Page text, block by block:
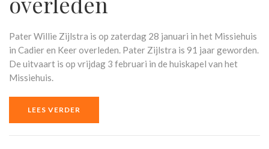
Pater Willie Zijlstra is op zaterdag 28 januari in het Missiehuis
in Cadier en Keer overleden. Pater Zijlstra is 91 jaar geworden.
De uitvaart is op vrijdag 3 februari in de huiskapel van het
Missiehuis.
LEES VERDER